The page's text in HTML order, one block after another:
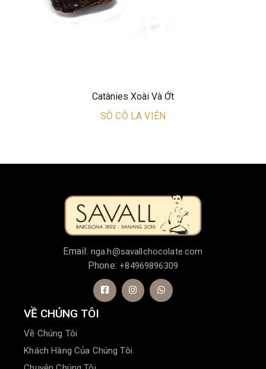
Catànies Xoài Và Ớt
SÔ CÔ LA VIÊN
Email: nga.h@savallchocolate.com
Phone:+84969896309
VỀ CHÚNG TÔI
Về Chúng Tôi
Khách Hàng Của Chúng Tôi